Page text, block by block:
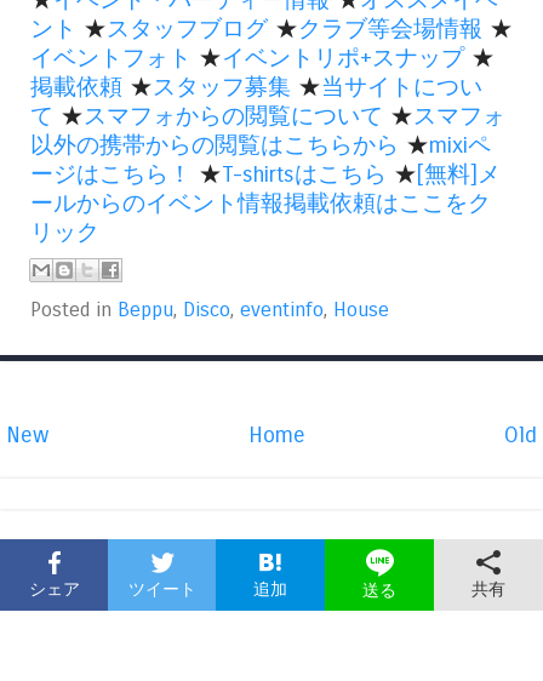
ント ★スタッフブログ ★クラブ等会場情報 ★
イベントフォト ★イベントリポ+スナップ★
掲載依頼 ★スタッフ募集 ★当サイトについ
て ★スマフォからの閲覧について ★スマフォ
以外の携帯からの閲覧はこちらから ★mixiペ
ージはこちら！
★T-shirtsはこちら ★[無料]メ
ールからのイベント情報掲載依頼はここをク
リック
Posted in Beppu, Disco, eventinfo, House
New Old
Home
シェア ツイート 追加 送る 共有